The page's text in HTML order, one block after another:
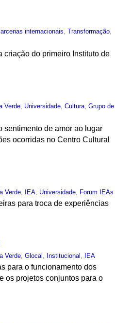
internacionais,Transformação,
criação do primeiro Instituto de
Verde, Universidade,Cultura,Grupo de
sentimento de amor ao lugar
ocorridas no Centro Cultural
Verde IEA Universidade Forum IEAs
para troca de experiências
Verde ,Glocal Institucional IEA
para o funcionamento dos
os projetos conjuntos para o